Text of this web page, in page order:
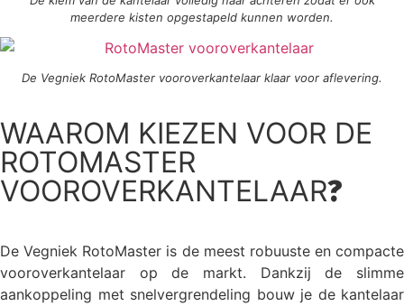
meerdere kisten opgestapeld kunnen worden.
De Vegniek RotoMaster vooroverkantelaar klaar voor aflevering.
WAAROM KIEZEN VOOR DE
ROTOMASTER
VOOROVERKANTELAAR?
De Vegniek RotoMaster is de meest robuuste en compacte
vooroverkantelaar op de markt. Dankzij de slimme
aankoppeling met snelvergrendeling bouw je de kantelaar